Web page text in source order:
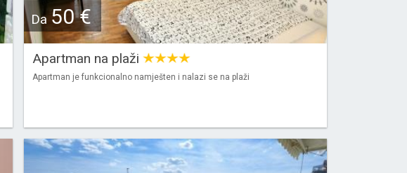
Da50 €
Apartman na plaži
Apartman je funkcionalno namješten i nalazi se na plaži